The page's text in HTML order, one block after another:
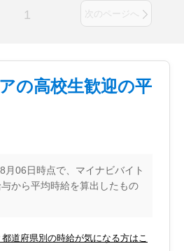
1 次のページへ
の高校生歓迎の平
月06日時点で、マイナビバイト
から平均時給を算出したもの
道府県別の時給が気になる方はこ